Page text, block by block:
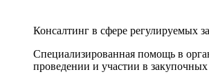
Консалтинг в сфере регулируемых
Специализированная помощь в
проведении и участии в